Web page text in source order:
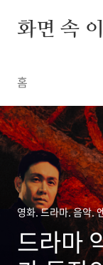
화면 속
홈
영화. 드라마. 음악.
드라마